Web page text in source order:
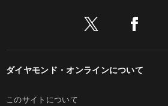
ダイヤモンド・オンラインについて
このサイトについて